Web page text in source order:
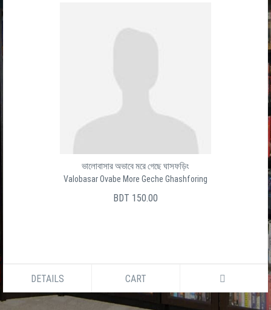
ভালোবাসার অভাবে মরে গেছে ঘাসফড়িং
Valobasar Ovabe More Geche Ghashforing
BDT 150.00
DETAILS CART